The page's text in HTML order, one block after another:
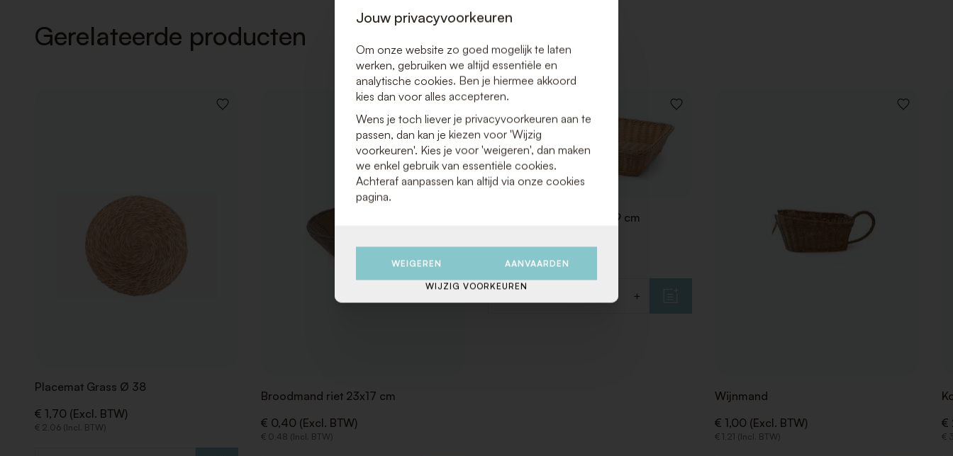
Gerelateerde producten
VOEG
Placemat Grass Ø 38
€ 1,70 (Excl. BTW)
€ 2,06 (Incl. BTW)
TOE
AAN
VERLANGLIJST
Broodmand riet 23x17 cm
€ 0,40 (Excl. BTW)
€ 0,48 (Incl. BTW)
VOEG
AAN
Broodmand 53 x 32 x H 9 cm
€ 2,00 (Excl. BTW)
€ 2,42 (Incl. BTW)
Aantal +
VOEG
Wijnmand
€ 1,00 (Excl. BTW)
€ 1,21 (Incl. BTW)
€
€
Jouw privacyvoorkeuren
Om onze website zo goed mogelijk te laten
werken, gebruiken we altijd essentiële en
analytische cookies. Ben je hiermee akkoord
kies dan voor alles accepteren.
Wens je toch liever je privacyvoorkeuren aan te
passen, dan kan je kiezen voor 'Wijzig
voorkeuren'. Kies je voor 'weigeren', dan maken
we enkel gebruik van essentiële cookies.
Achteraf aanpassen kan altijd via onze cookies
pagina.
WEIGEREN AANVAARDEN
WIJZIG VOORKEUREN